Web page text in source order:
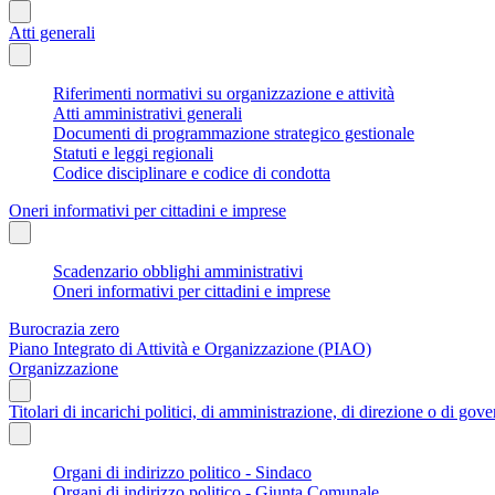
Atti generali
Riferimenti normativi su organizzazione e attività
Atti amministrativi generali
Documenti di programmazione strategico gestionale
Statuti e leggi regionali
Codice disciplinare e codice di condotta
Oneri informativi per cittadini e imprese
Scadenzario obblighi amministrativi
Oneri informativi per cittadini e imprese
Burocrazia zero
Piano Integrato di Attività e Organizzazione (PIAO)
Organizzazione
Titolari di incarichi politici, di amministrazione, di direzione o di
Organi di indirizzo politico - Sindaco